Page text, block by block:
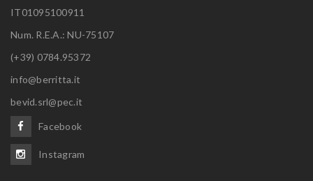
IT01095100911
Num. R.E.A.: NU-75107
(+39) 0784.95372
info@berritta.it
bevid.srl@pec.it
Facebook
Instagram